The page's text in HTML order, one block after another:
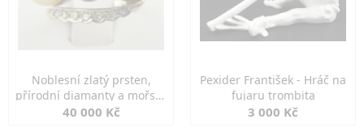
Noblesní zlatý prsten,
přírodní diamanty a mořské
perly
40 000 Kč
Pexider František - Hráč na
fujaru trombita
3 000 Kč